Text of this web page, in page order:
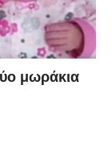
μωράκια